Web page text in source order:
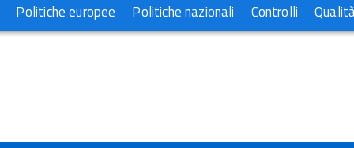
Politiche europee Politiche nazionali Controlli